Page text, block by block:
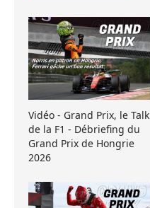
Vidéo - Grand Prix, le Talk
de la F1 - Débriefing du
Grand Prix de Hongrie
2026